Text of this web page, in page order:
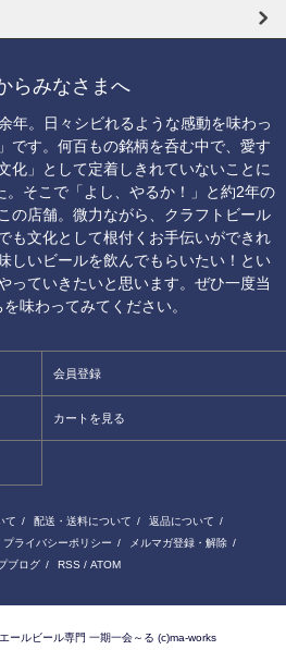
らみなさまへ
年。日々シビれるような感動を味わっ
です。何百もの銘柄を呑む中で、愛す
化」として定着しきれていないことに
。そこで「よし、やるか！」と約2年の
の店舗。微力ながら、クラフトビール
も文化として根付くお手伝いができれ
しいビールを飲んでもらいたい！とい
っていきたいと思います。ぜひ一度当
味わってみてください。
会員登録
カートを見る
て / 配送・送料について / 返品について /
プライバシーポリシー / メルマガ登録・解除 /
ブログ / RSS / ATOM
ールビール専門 一期一会～る (c)ma-works